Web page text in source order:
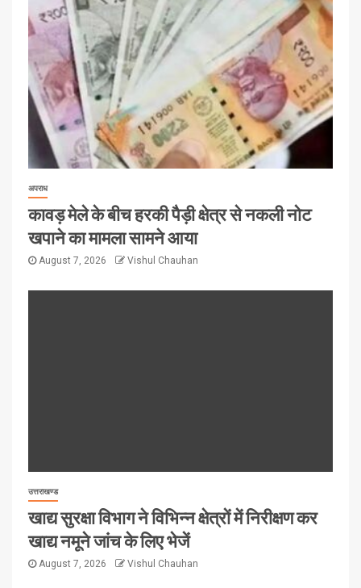
अपराध
कावड़ मेले के बीच हरकी पैड़ी क्षेत्र से नकली नोट
खपाने का मामला सामने आया
August 7, 2026 Vishul Chauhan
उत्तराखण्ड
खाद्य सुरक्षा विभाग ने विभिन्न क्षेत्रों में निरीक्षण कर
खाद्य नमूने जांच के लिए भेजें
August 7, 2026 Vishul Chauhan